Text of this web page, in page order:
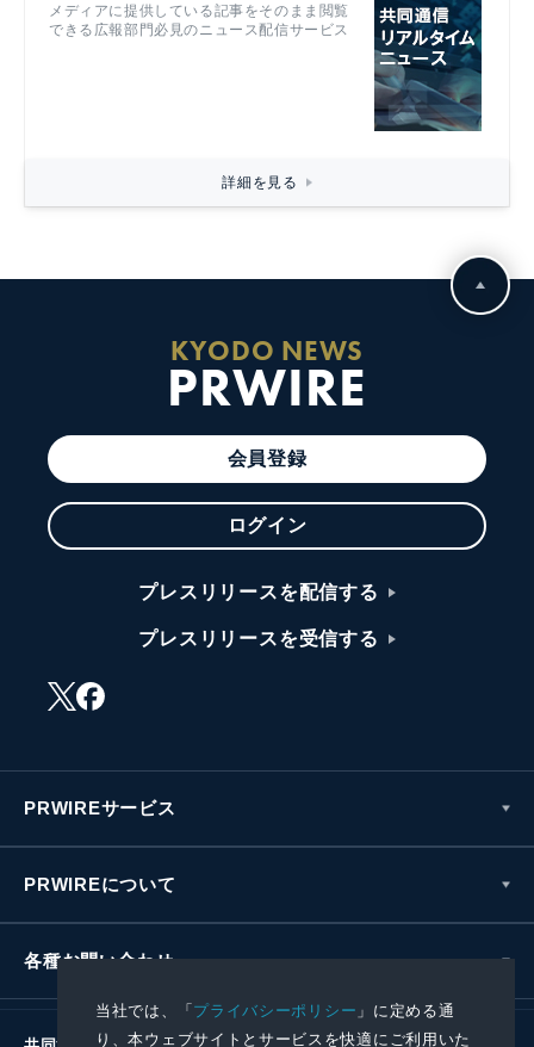
当社では、「プライバシーポリシー 」に定める通
り、本ウェブサイトとサービスを快適にご利用いた
メディアに提供している記事をそのまま閲覧
できる広報部門必見のニュース配信サービス
詳細を見る
KYODO NEWS
PRWIRE
会員登録
ログイン
プレスリリースを配信する
プレスリリースを受信する
PRWIREサービス
PRWIREについて
各種お問い合わせ